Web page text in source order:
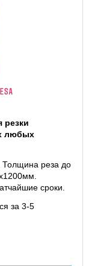
резки
любых
Толщина реза до
сроки.
за 3-5